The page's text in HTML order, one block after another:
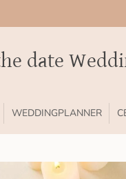
date
WEDDINGPLANNER